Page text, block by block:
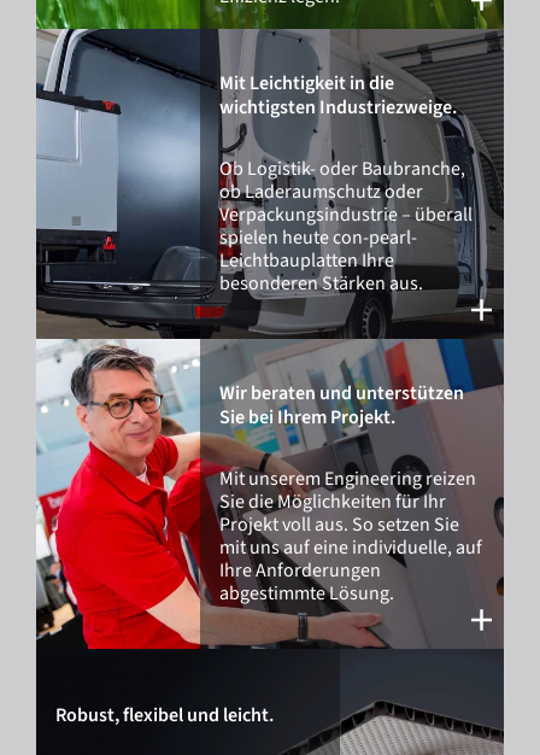
Mit Leichtigkeit in die
wichtigsten Industriezweige.
Ob Logistik- oder Baubranche,
ob Laderaumschutz oder
Verpackungsindustrie – überall
spielen heute con-pearl-
Leichtbauplatten Ihre
besonderen Stärken aus.
Wir beraten und unterstützen
Sie bei Ihrem Projekt.
Mit unserem Engineering reizen
Sie die Möglichkeiten für Ihr
Projekt voll aus. So setzen Sie
mit uns auf eine individuelle, auf
Ihre Anforderungen
abgestimmte Lösung.
Robust, flexibel und leicht.